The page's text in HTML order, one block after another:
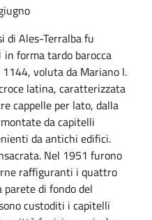
di Ales-Terralba fu
forma tardo barocca
voluta da Mariano I.
latina, caratterizzata
cappelle per lato, dalla
da capitelli
da antichi edifici.
Nel 1951 furono
raffiguranti i quattro
di fondo del
custoditi i capitelli